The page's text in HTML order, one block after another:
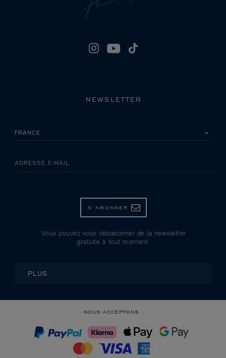
NEWSLETTER
ADRESSE E-MAIL
S’ABONNER
Vous pouvez vous désabonner de la newsletter
gratuite à tout moment.
PLUS
NOUS ACCEPTONS :